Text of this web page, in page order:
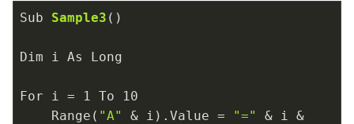
Sub Sample3 ()
Dim i As Long
For i = 1 To
10
    Range(
"A" & i).Value = "="